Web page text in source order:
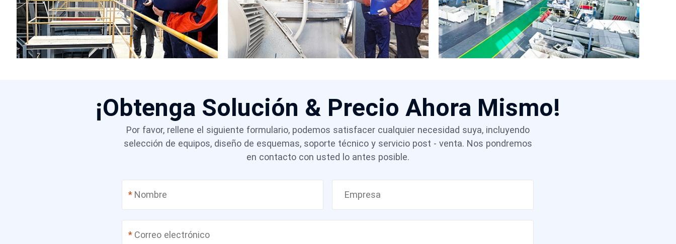
¡Obtenga Solución & Precio Ahora Mismo!
Por favor, rellene el siguiente formulario, podemos satisfacer cualquier necesidad suya, incluyendo
selección de equipos, diseño de esquemas, soporte técnico y servicio post - venta. Nos pondremos
en contacto con usted lo antes posible.
*
*